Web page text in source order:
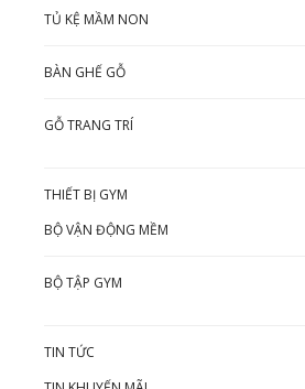
TỦ KỆ MẦM NON
BÀN GHẾ GỖ
GỖ TRANG TRÍ
THIẾT BỊ GYM
BỘ VẬN ĐỘNG MỀM
BỘ TẬP GYM
TIN TỨC